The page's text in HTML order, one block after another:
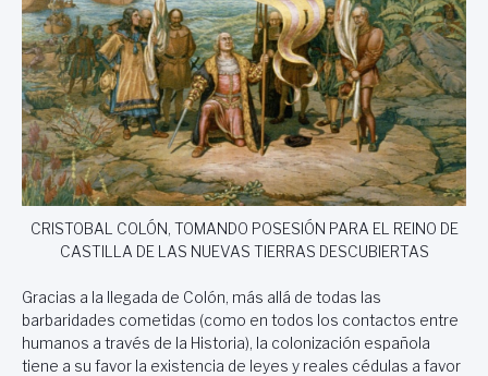
CRISTOBAL COLÓN, TOMANDO POSESIÓN PARA EL REINO DE
CASTILLA DE LAS NUEVAS TIERRAS DESCUBIERTAS
Gracias a la llegada de Colón, más allá de todas las
barbaridades cometidas (como en todos los contactos entre
humanos a través de la Historia), la colonización española
tiene a su favor la existencia de leyes y reales cédulas a favor